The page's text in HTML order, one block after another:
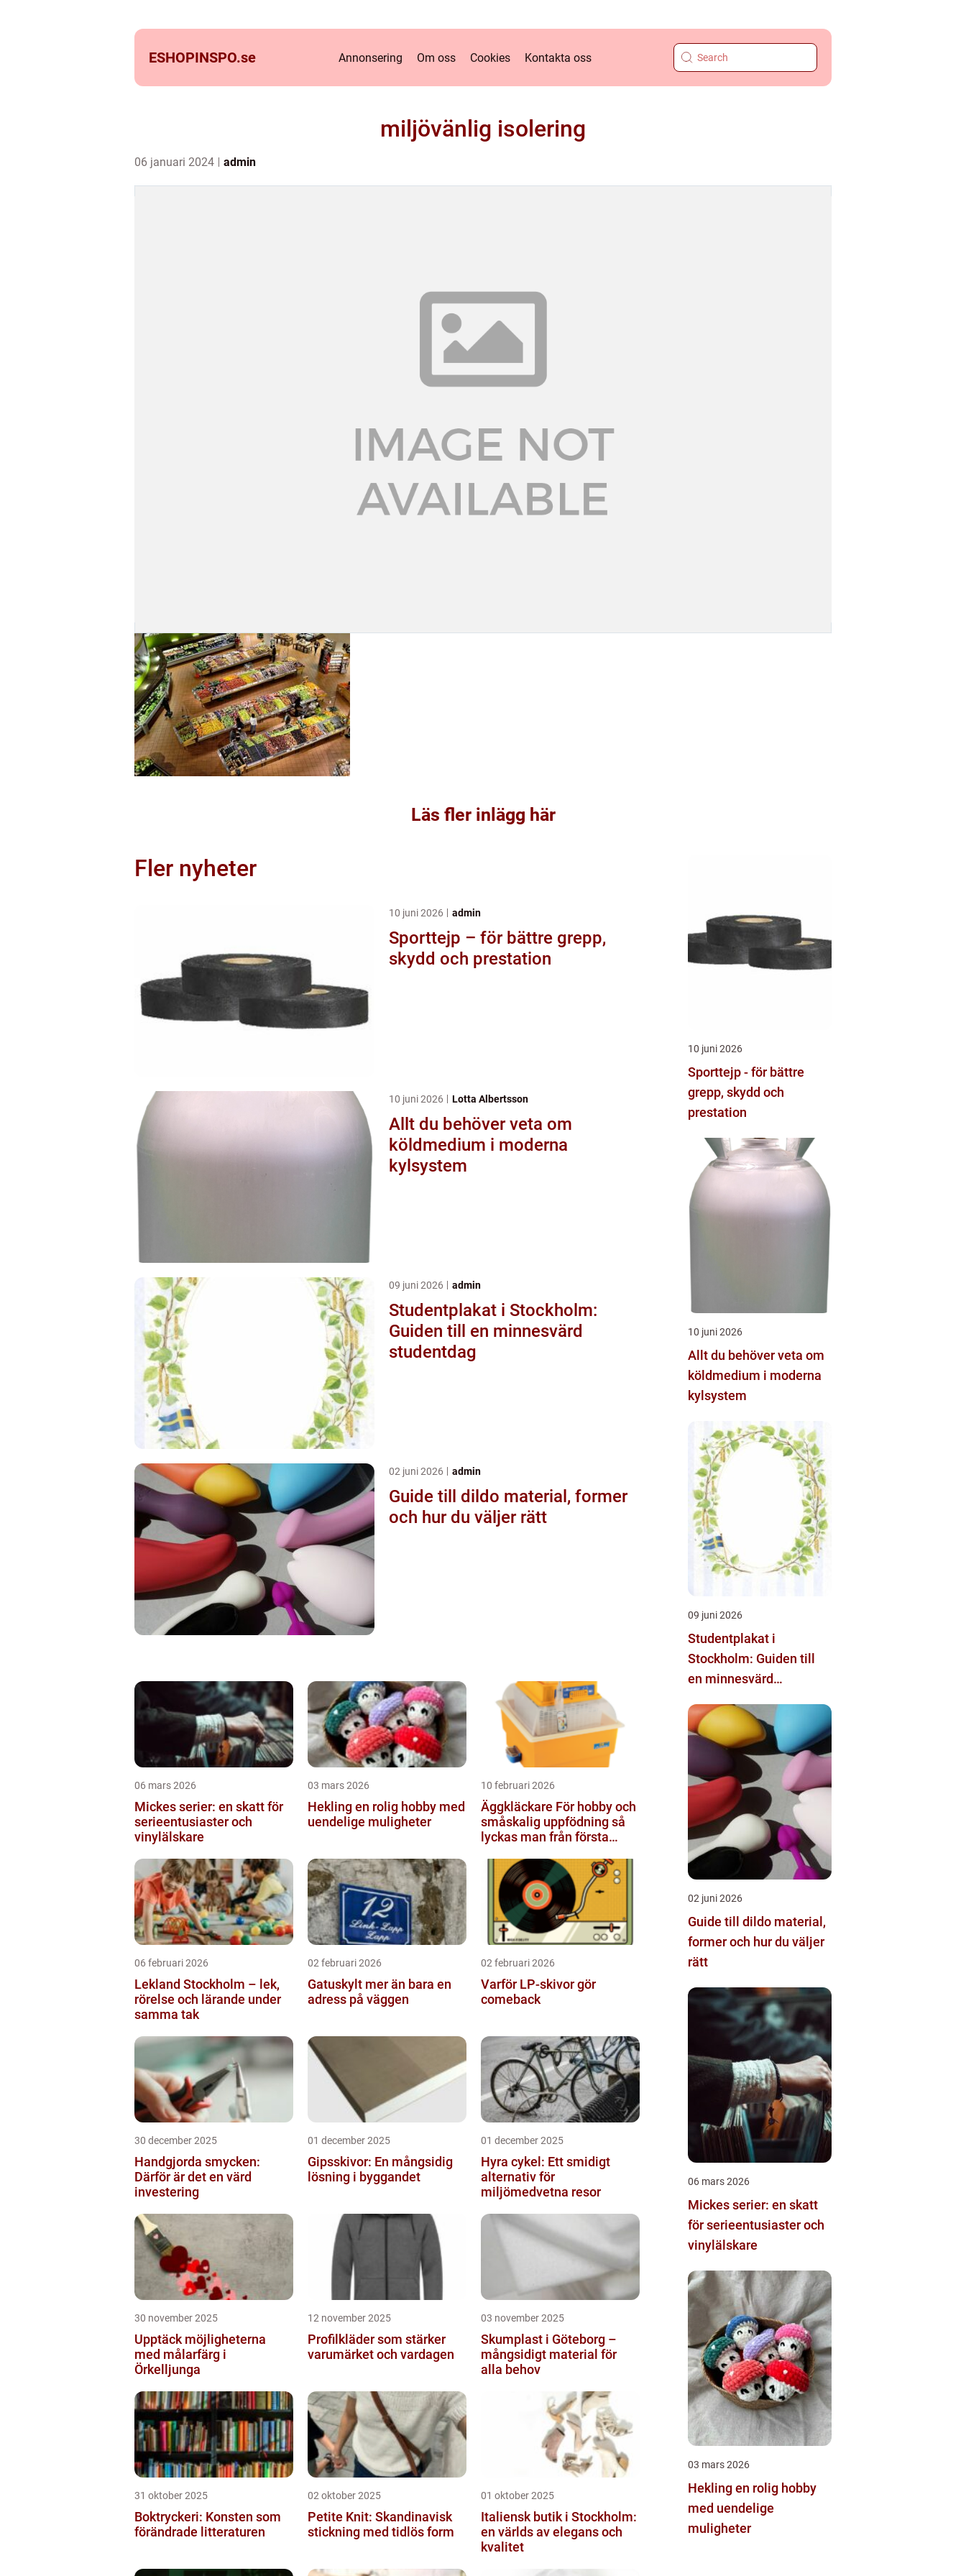
ESHOPINSPO.se Annonsering Om oss Cookies Kontakta oss
miljövänlig isolering
06 januari 2024 admin
Läs fler inlägg här
Fler nyheter
10 juni 2026 admin
Sporttejp – för bättre grepp,
skydd och prestation
10 juni 2026 Lotta Albertsson
Allt du behöver veta om
köldmedium i moderna
kylsystem
09 juni 2026 admin
Studentplakat i Stockholm:
Guiden till en minnesvärd
studentdag
02 juni 2026 admin
Guide till dildo material, former
och hur du väljer rätt
06 mars 2026
Mickes serier: en skatt för
serieentusiaster och
vinylälskare
03 mars 2026
Hekling en rolig hobby med
uendelige muligheter
10 februari 2026
Äggkläckare För hobby och
småskalig uppfödning så
lyckas man från första
06 februari 2026
Lekland Stockholm – lek,
rörelse och lärande under
samma tak
02 februari 2026
Gatuskylt mer än bara en
adress på väggen
02 februari 2026
Varför LP-skivor gör
comeback
30 december 2025
Handgjorda smycken:
Därför är det en värd
investering
01 december 2025
Gipsskivor: En mångsidig
lösning i byggandet
01 december 2025
Hyra cykel: Ett smidigt
alternativ för
miljömedvetna resor
30 november 2025
Upptäck möjligheterna
med målarfärg i
Örkelljunga
12 november 2025
Profilkläder som stärker
varumärket och vardagen
03 november 2025
Skumplast i Göteborg –
mångsidigt material för
alla behov
31 oktober 2025
Boktryckeri: Konsten som
förändrade litteraturen
02 oktober 2025
Petite Knit: Skandinavisk
stickning med tidlös form
01 oktober 2025
Italiensk butik i Stockholm:
en världs av elegans och
kvalitet
10 juni 2026
Sporttejp - för bättre
grepp, skydd och
prestation
10 juni 2026
Allt du behöver veta om
köldmedium i moderna
kylsystem
09 juni 2026
Studentplakat i
Stockholm: Guiden till
en minnesvärd
02 juni 2026
Guide till dildo material,
former och hur du väljer
rätt
06 mars 2026
Mickes serier: en skatt
för serieentusiaster och
vinylälskare
03 mars 2026
Hekling en rolig hobby
med uendelige
muligheter